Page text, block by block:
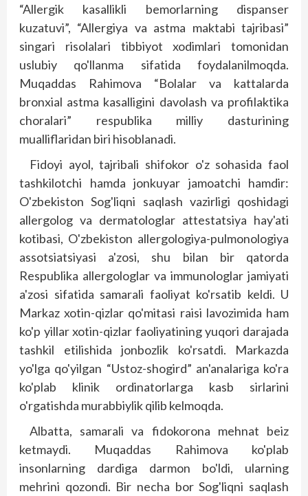
“Allergik kasallikli bemorlarning dispanser
kuzatuvi”, “Allergiya va astma maktabi tajribasi”
singari risolalari tibbiyot xodimlari tomonidan
uslubiy qo'llanma sifatida foydalanilmoqda.
Muqaddas Rahimova “Bolalar va kattalarda
bronxial astma kasalligini davolash va profilaktika
choralari” respublika milliy dasturining
mualliflaridan biri hisoblanadi.
Fidoyi ayol, tajribali shifokor o'z sohasida faol
tashkilotchi hamda jonkuyar jamoatchi hamdir:
O'zbekiston Sog'liqni saqlash vazirligi qoshidagi
allergolog va dermatologlar attestatsiya hay'ati
kotibasi, O'zbekiston allergologiya-pulmonologiya
assotsiatsiyasi a'zosi, shu bilan bir qatorda
Respublika allergologlar va immunologlar jamiyati
a'zosi sifatida samarali faoliyat ko'rsatib keldi. U
Markaz xotin-qizlar qo'mitasi raisi lavozimida ham
ko'p yillar xotin-qizlar faoliyatining yuqori darajada
tashkil etilishida jonbozlik ko'rsatdi. Markazda
yo'lga qo'yilgan “Ustoz-shogird” an'analariga ko'ra
ko'plab klinik ordinatorlarga kasb sirlarini
o'rgatishda murabbiylik qilib kelmoqda.
Albatta, samarali va fidokorona mehnat beiz
ketmaydi. Muqaddas Rahimova ko'plab
insonlarning dardiga darmon bo'ldi, ularning
mehrini qozondi. Bir necha bor Sog'liqni saqlash